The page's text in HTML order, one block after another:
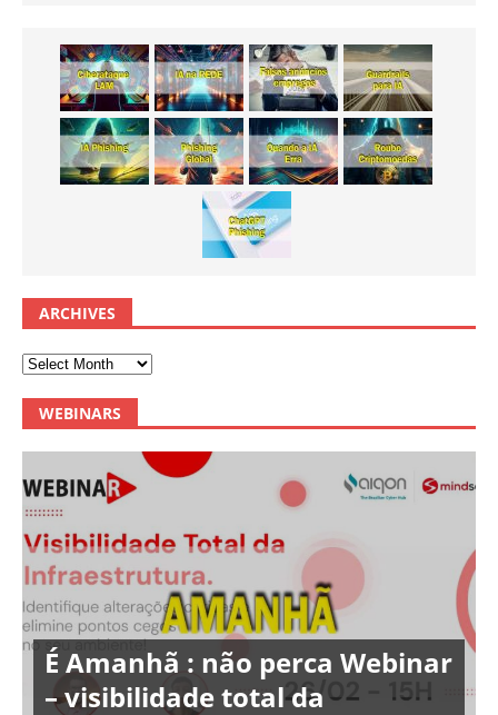
ARCHIVES
WEBINARS
É Amanhã : não perca Webinar
– visibilidade total da